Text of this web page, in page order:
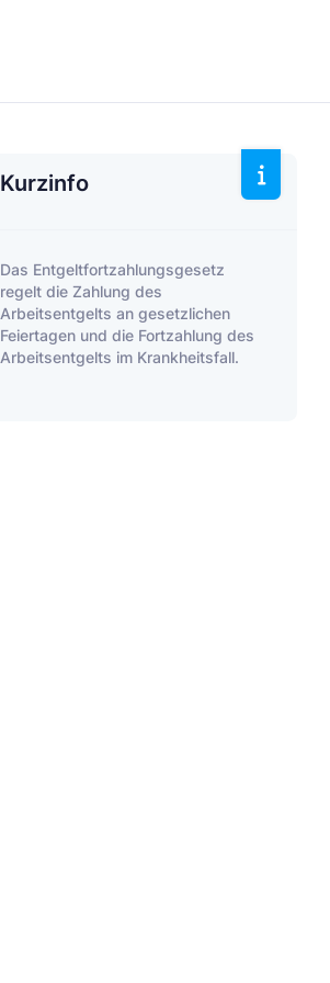
Kurzinfo
Das Entgeltfortzahlungsgesetz
regelt die Zahlung des
Arbeitsentgelts an gesetzlichen
Feiertagen und die Fortzahlung des
Arbeitsentgelts im Krankheitsfall.